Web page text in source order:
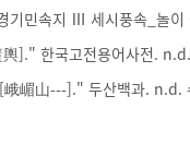
기민속지 Ⅲ 세시풍속_놀
]." 한국고전용어사전.
峨嵋山---]." 두산백과. n.d.